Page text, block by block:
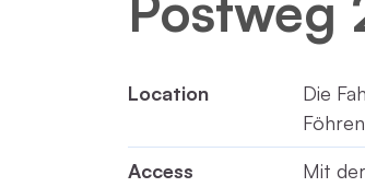
Location
Die
Access
Mit